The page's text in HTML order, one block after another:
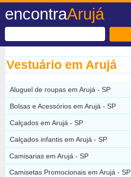
encontraArujá
Vestuário em Arujá
Aluguel de roupas em Arujá - SP
Bolsas e Acessórios em Arujá - SP
Calçados em Arujá - SP
Calçados infantis em Arujá - SP
Camisarias em Arujá - SP
Camisetas Promocionais em Arujá - SP